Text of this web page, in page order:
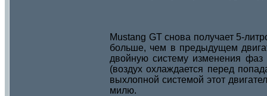
Mustang GT снова получает 5-
больше, чем в предыдущем
двойную систему изменения фаз
(воздух охлаждается перед
выхлопной системой этот
милю.